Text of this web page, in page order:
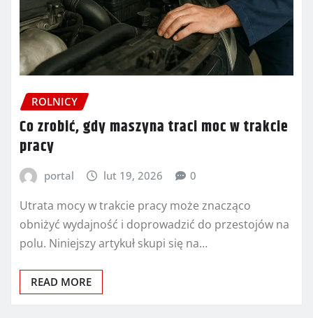
ROLNICY
Co zrobić, gdy maszyna traci moc w trakcie
pracy
portal lut 19, 2026 0
Utrata mocy w trakcie pracy może znacząco
obniżyć wydajność i doprowadzić do przestojów na
polu. Niniejszy artykuł skupi się na…
READ MORE